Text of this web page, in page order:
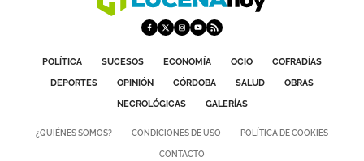
POLÍTICA SUCESOS ECONOMÍA OCIO
COFRADÍAS
DEPORTES
OPINIÓN CÓRDOBA SALUD
OBRAS
NECROLÓGICAS
GALERÍAS
¿QUIÉNES SOMOS? CONDICIONES DE USO POLÍTICA DE COOKIES
CONTACTO